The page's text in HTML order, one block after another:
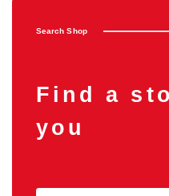
Search Shop
Find a
you